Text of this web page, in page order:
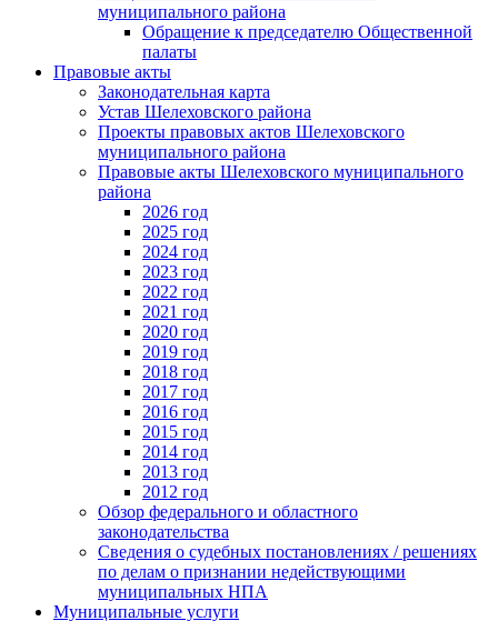
муниципального района
Обращение к председателю Общественной
палаты
Правовые акты
Законодательная карта
Устав Шелеховского района
Проекты правовых актов Шелеховского
муниципального района
Правовые акты Шелеховского муниципального
района
2026 год
2025 год
2024 год
2023 год
2022 год
2021 год
2020 год
2019 год
2018 год
2017 год
2016 год
2015 год
2014 год
2013 год
2012 год
Обзор федерального и областного
законодательства
Сведения о судебных постановлениях / решениях
по делам о признании недействующими
муниципальных НПА
Муниципальные услуги